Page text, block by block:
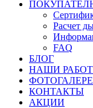
Расчет
FAQ
БЛОГ
НАШИ
КОНТАКТЫ
АКЦИИ